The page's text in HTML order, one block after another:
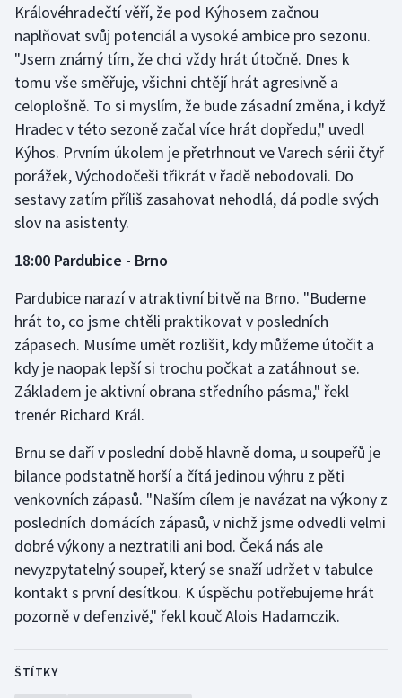
Královéhradečtí věří, že pod Kýhosem začnou
naplňovat svůj potenciál a vysoké ambice pro sezonu.
"Jsem známý tím, že chci vždy hrát útočně. Dnes k
tomu vše směřuje, všichni chtějí hrát agresivně a
celoplošně. To si myslím, že bude zásadní změna, i když
Hradec v této sezoně začal více hrát dopředu," uvedl
Kýhos. Prvním úkolem je přetrhnout ve Varech sérii čtyř
porážek, Východočeši třikrát v řadě nebodovali. Do
sestavy zatím příliš zasahovat nehodlá, dá podle svých
slov na asistenty.
18:00 Pardubice - Brno
Pardubice narazí v atraktivní bitvě na Brno. "Budeme
hrát to, co jsme chtěli praktikovat v posledních
zápasech. Musíme umět rozlišit, kdy můžeme útočit a
kdy je naopak lepší si trochu počkat a zatáhnout se.
Základem je aktivní obrana středního pásma," řekl
trenér Richard Král.
Brnu se daří v poslední době hlavně doma, u soupeřů je
bilance podstatně horší a čítá jedinou výhru z pěti
venkovních zápasů. "Naším cílem je navázat na výkony z
posledních domácích zápasů, v nichž jsme odvedli velmi
dobré výkony a neztratili ani bod. Čeká nás ale
nevyzpytatelný soupeř, který se snaží udržet v tabulce
kontakt s první desítkou. K úspěchu potřebujeme hrát
pozorně v defenzivě," řekl kouč Alois Hadamczik.
ŠTÍTKY